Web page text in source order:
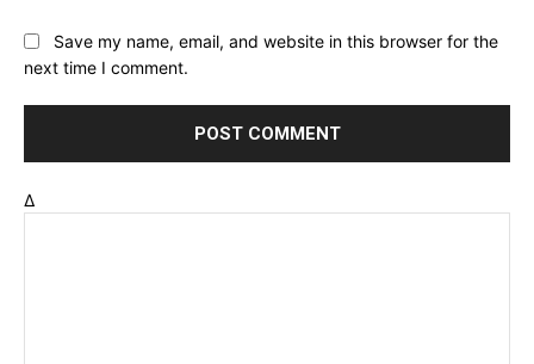
Save my name, email, and website in this browser for the
next time I comment.
Δ